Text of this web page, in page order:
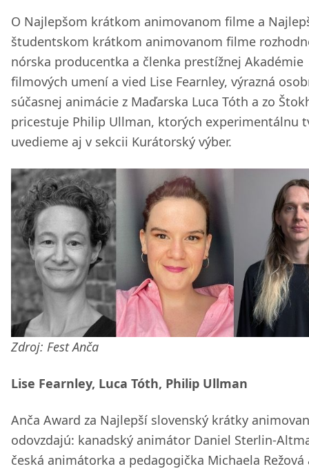
O Najlepšom krátkom animovanom filme a
študentskom krátkom animovanom filme
nórska producentka a členka prestížnej Akadémie
filmových umení a vied Lise Fearnley, výrazná
súčasnej animácie z Maďarska Luca Tóth a zo
pricestuje Philip Ullman, ktorých experimentálnu
uvedieme aj v sekcii Kurátorský výber.
Zdroj: Fest Anča
Lise Fearnley, Luca Tóth, Philip Ullman
Anča Award za Najlepší slovenský krátky
odovzdajú: kanadský animátor Daniel Sterlin-
česká animátorka a pedagogička Michaela Režová